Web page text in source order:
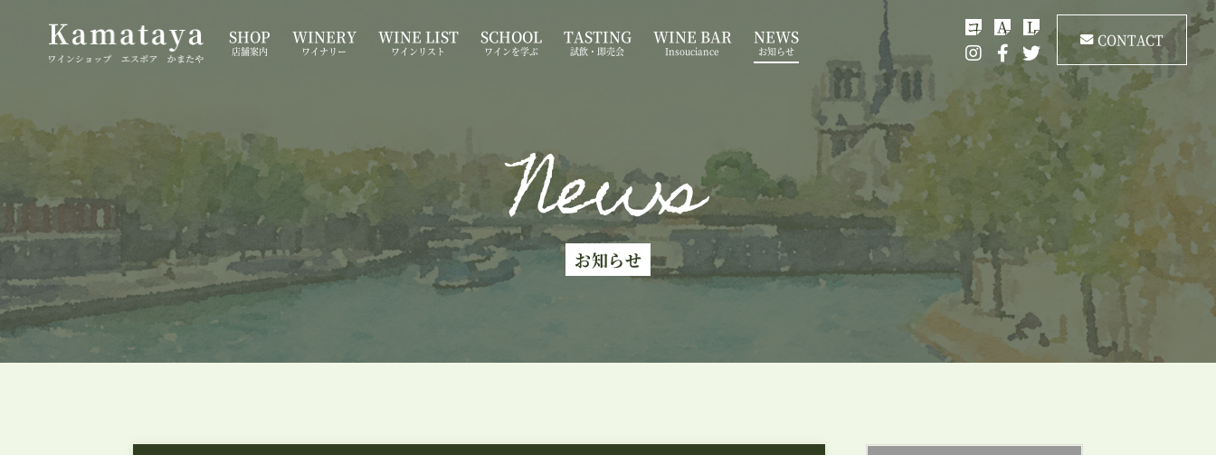
SHOP
店舗案内
WINERY
ワイナリー
WINE LIST
ワインリスト
SCHOOL
ワインを学ぶ
TASTING
試飲・即売会
WINE BAR
Insouciance
NEWS
お知らせ
コ A L
CONTACT
News
お知らせ